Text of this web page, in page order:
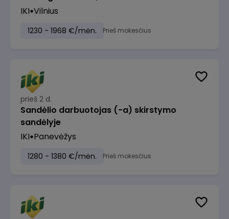
IKI Vilnius
1230 - 1968 €/mėn. Prieš mokesčius
prieš 2 d.
Sandėlio darbuotojas (-a) skirstymo
sandėlyje
IKI Panevėžys
1280 - 1380 €/mėn. Prieš mokesčius